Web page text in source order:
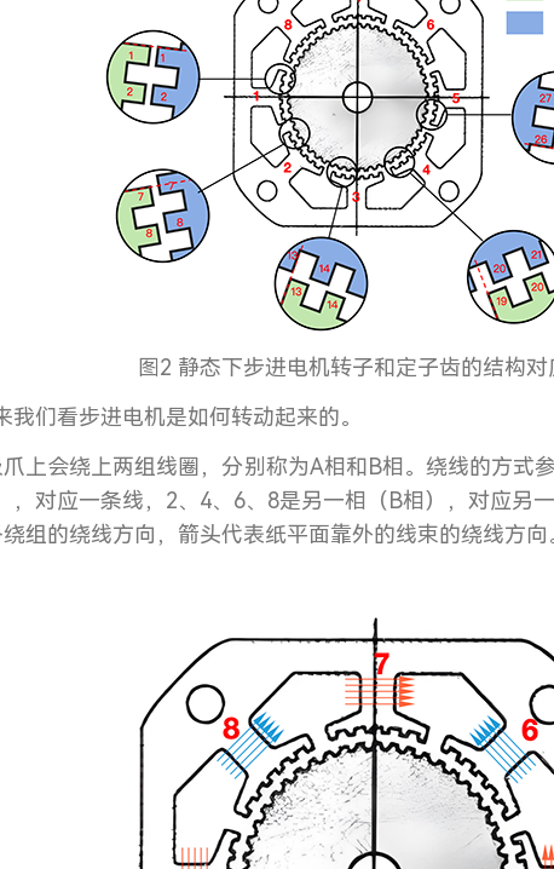
图2 静态下步进电机转子和定子齿的结构对
我们看步进电机是如何转动起来的。
上会绕上两组线圈，分别称为A相和B相。绕线的方式
，对应一条线，2、4、6、8是另一相（B相），对应另
组的绕线方向，箭头代表纸平面靠外的线束的绕线方向